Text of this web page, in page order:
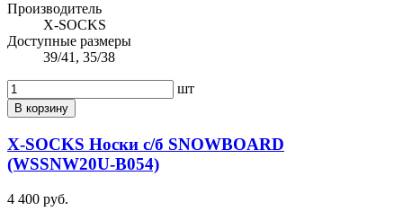
Производитель
X-SOCKS
Доступные размеры
39/41, 35/38
шт
В корзину
X-SOCKS Носки с/б SNOWBOARD
(WSSNW20U-B054)
4 400 руб.